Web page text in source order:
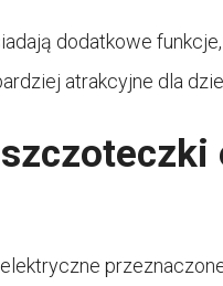
dodatkowe
atrakcyjne dla